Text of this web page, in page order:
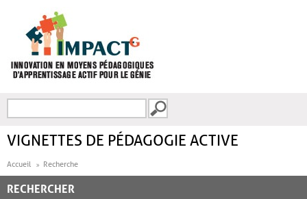
FORMULAIRE DE
VIGNETTES DE PÉDAGOGIE ACTIVE
Accueil Recherche
RECHERCHER